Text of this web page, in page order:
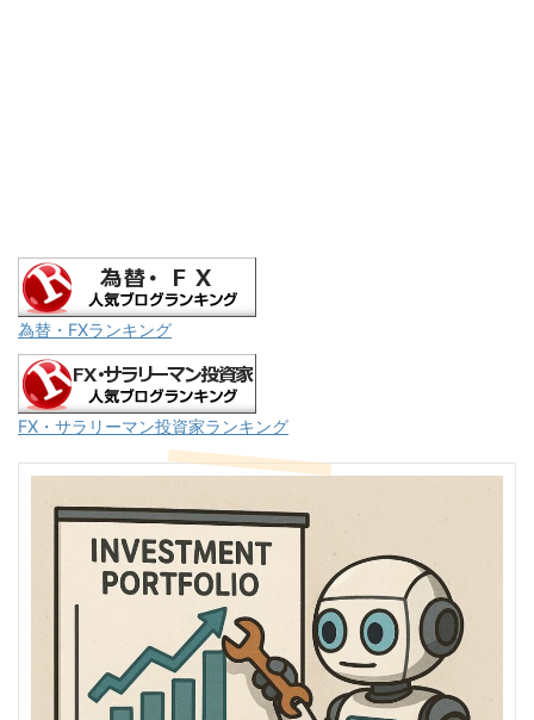
為替・FXランキング
FX・サラリーマン投資家ランキング